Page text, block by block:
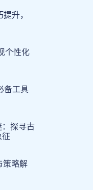
升，
个性化
备工具
探寻古
策略解